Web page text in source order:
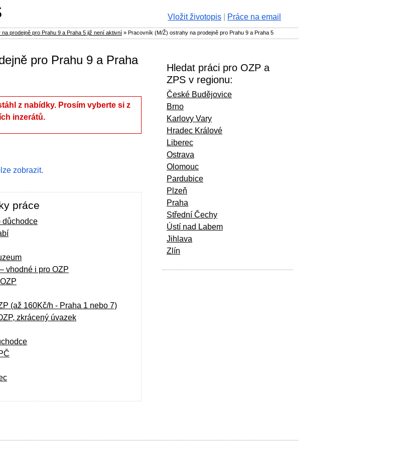
pro Prahu 9 a Praha
z nabídky. Prosím vyberte si z
inzerátů.
zobrazit.
práce
důchodce
vhodné i pro OZP
(až 160Kč/h - Praha 1 nebo 7)
zkrácený úvazek
Hledat práci pro OZP a
ZPS v regionu:
České Budějovice
Brno
Karlovy Vary
Hradec Králové
Liberec
Ostrava
Olomouc
Pardubice
Plzeň
Praha
Střední Čechy
Ústí nad Labem
Jihlava
Zlín
Vložit životopis Práce na email
prodejně pro Prahu 9 a Praha 5 již není aktivní » Pracovník (M/Ž) ostrahy na prodejně pro Prahu 9 a Praha 5